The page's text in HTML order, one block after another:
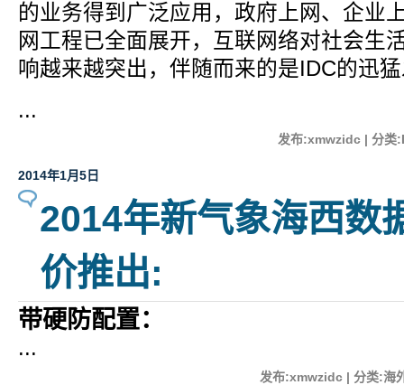
的业务得到广泛应用，政府上网、企业
网工程已全面展开，互联网络对社会生
响越来越突出，伴随而来的是IDC的迅
...
发布:xmwzidc | 分类
2014年1月5日
2014年新气象海西数
价推出:
带硬防配置：
...
发布:xmwzidc | 分类:海